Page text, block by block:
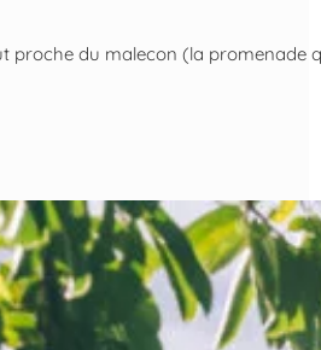
proche du malecon (la promenade